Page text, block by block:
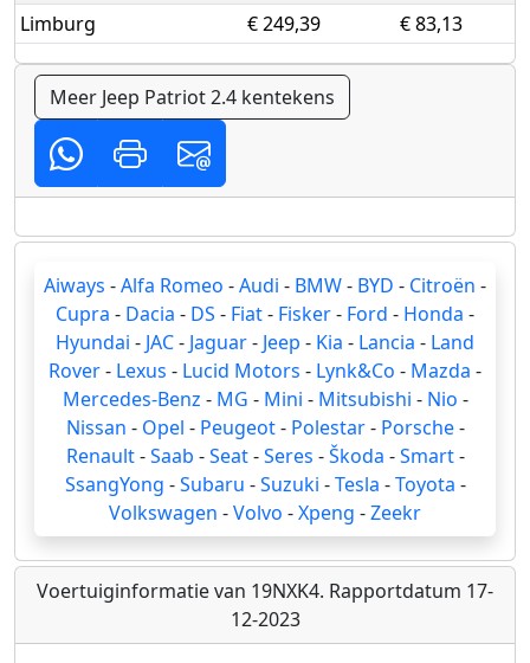
Limburg
€ 249,39 € 83,13
Meer Jeep Patriot 2.4 kentekens
Aiways -Alfa Romeo -Audi - BMW- BYD - Citroën -
Cupra - Dacia - DS - Fiat- Fisker- Ford - Honda -
Hyundai - JAC- Jaguar- Jeep - Kia - Lancia - Land
Rover- Lexus - Lucid Motors - Lynk&Co - Mazda -
Mercedes-Benz - MG - Mini - Mitsubishi - Nio -
Nissan - Opel - Peugeot- Polestar- Porsche-
Renault-Saab -Seat-Seres -Škoda -Smart-
SsangYong -Subaru -Suzuki -Tesla -Toyota -
Volkswagen -Volvo -Xpeng -Zeekr
Voertuiginformatie van 19NXK4. Rapportdatum 17-
12-2023